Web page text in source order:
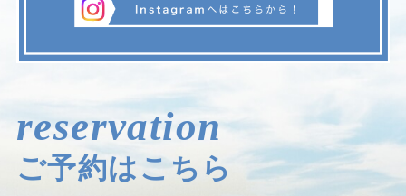
reservation
ご予約はこちら